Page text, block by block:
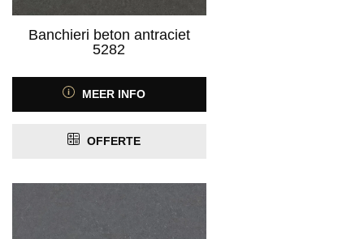
Product Kleurspectrum
Banchieri beton antraciet
5282
MEER INFO
OFFERTE